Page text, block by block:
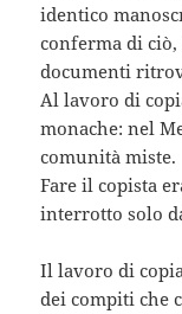
identico
conferma di
documenti
Al lavoro di
monache: nel
comunità miste.
Fare il copista
interrotto solo
Il lavoro di
dei compiti che